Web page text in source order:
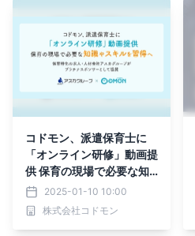
コドモン、派遣保育士に
「オンライン研修」動画提
供 保育の現場で必要な知
識やスキルを習得へ ～保
育特化の求人・人材会社
「アスカグループ」がプラ
2025-01-10 10:00
株式会社コドモン